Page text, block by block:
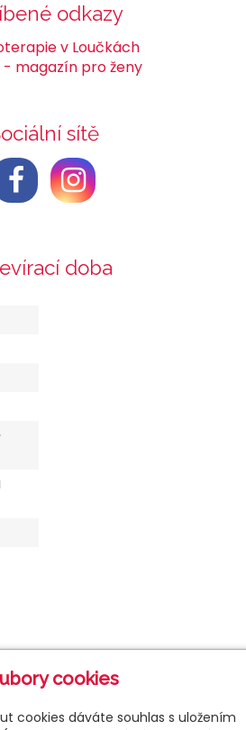
odkazy
v Loučkách
- magazín pro ženy
sítě
doba
cookies
cookies dáváte souhlas s uložením